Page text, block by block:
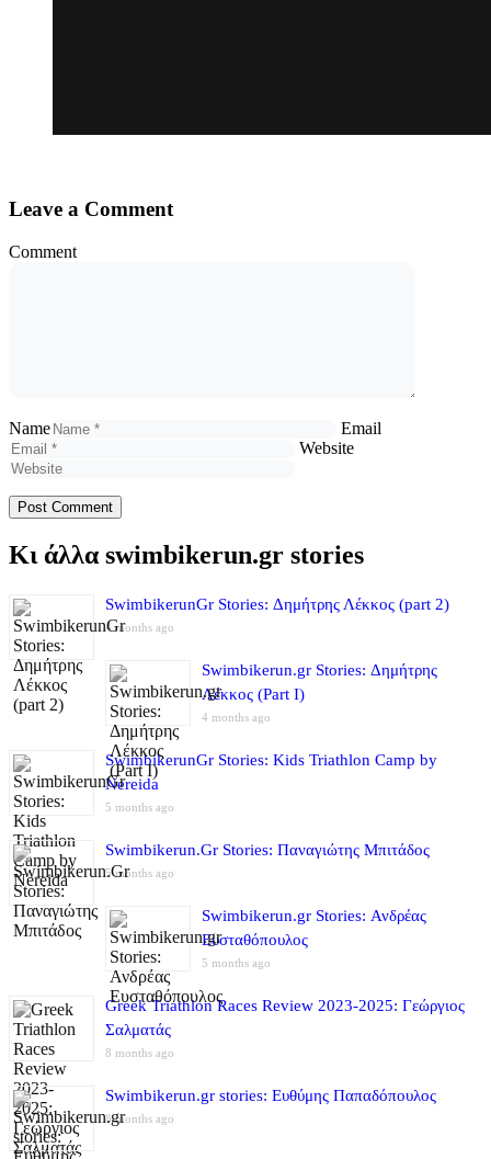
Leave a Comment
Comment
Name
Email
Website
Κι άλλα swimbikerun.gr stories
SwimbikerunGr Stories: Δημήτρης Λέκκος (part 2)
4 months ago
Swimbikerun.gr Stories: Δημήτρης
Λέκκος (Part I)
4 months ago
SwimbikerunGr Stories: Kids Triathlon Camp by
Nereida
5 months ago
Swimbikerun.Gr Stories: Παναγιώτης Μπιτάδος
5 months ago
Swimbikerun.gr Stories: Ανδρέας
Ευσταθόπουλος
5 months ago
Greek Triathlon Races Review 2023-2025: Γεώργιος
Σαλματάς
8 months ago
Swimbikerun.gr stories: Ευθύμης Παπαδόπουλος
8 months ago